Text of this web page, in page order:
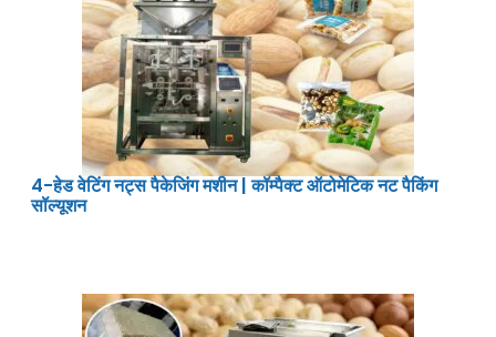
4-हेड वेटिंग नट्स पैकेजिंग मशीन | कॉम्पैक्ट ऑटोमेटिक नट पैकिंग
सॉल्यूशन